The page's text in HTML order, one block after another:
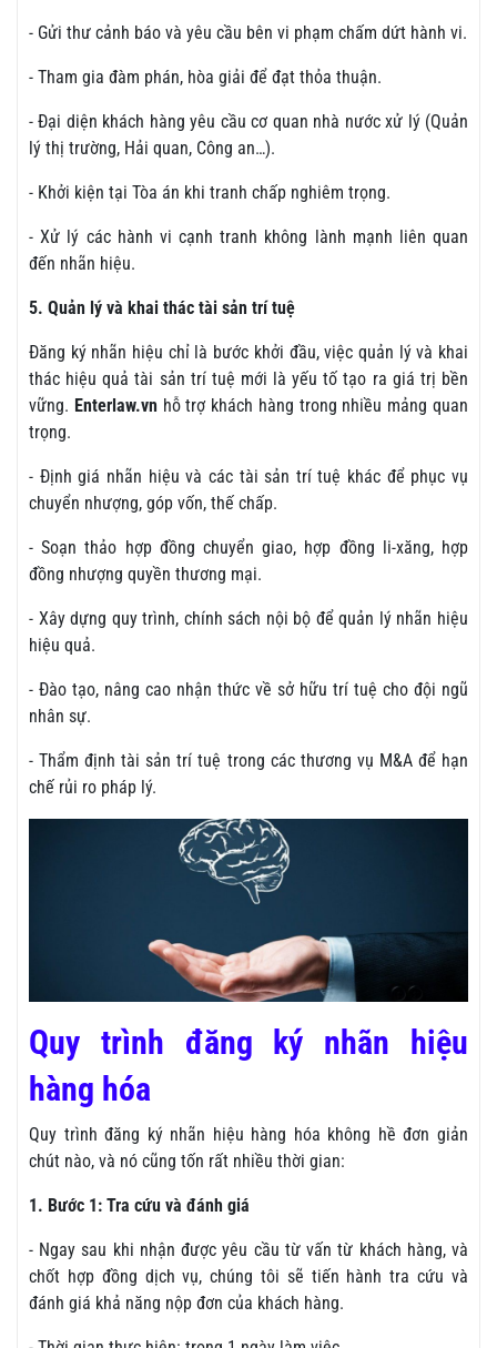
- Gửi thư cảnh báo và yêu cầu bên vi phạm chấm dứt hành vi.
- Tham gia đàm phán, hòa giải để đạt thỏa thuận.
- Đại diện khách hàng yêu cầu cơ quan nhà nước xử lý (Quản
lý thị trường, Hải quan, Công an…).
- Khởi kiện tại Tòa án khi tranh chấp nghiêm trọng.
- Xử lý các hành vi cạnh tranh không lành mạnh liên quan
đến nhãn hiệu.
5. Quản lý và khai thác tài sản trí tuệ
Đăng ký nhãn hiệu chỉ là bước khởi đầu, việc quản lý và khai
thác hiệu quả tài sản trí tuệ mới là yếu tố tạo ra giá trị bền
vững. Enterlaw.vn hỗ trợ khách hàng trong nhiều mảng quan
trọng.
- Định giá nhãn hiệu và các tài sản trí tuệ khác để phục vụ
chuyển nhượng, góp vốn, thế chấp.
- Soạn thảo hợp đồng chuyển giao, hợp đồng li-xăng, hợp
đồng nhượng quyền thương mại.
- Xây dựng quy trình, chính sách nội bộ để quản lý nhãn hiệu
hiệu quả.
- Đào tạo, nâng cao nhận thức về sở hữu trí tuệ cho đội ngũ
nhân sự.
- Thẩm định tài sản trí tuệ trong các thương vụ M&A để hạn
chế rủi ro pháp lý.
Quy trình đăng ký nhãn hiệu
hàng hóa
Quy trình đăng ký nhãn hiệu hàng hóa không hề đơn giản
chút nào, và nó cũng tốn rất nhiều thời gian:
1. Bước 1: Tra cứu và đánh giá
- Ngay sau khi nhận được yêu cầu từ vấn từ khách hàng, và
chốt hợp đồng dịch vụ, chúng tôi sẽ tiến hành tra cứu và
đánh giá khả năng nộp đơn của khách hàng.